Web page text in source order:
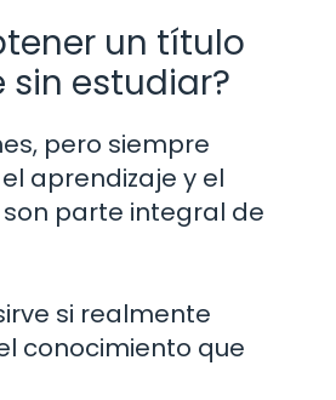
un título
estudiar?
pero siempre
aprendizaje y el
parte integral de
si realmente
conocimiento que